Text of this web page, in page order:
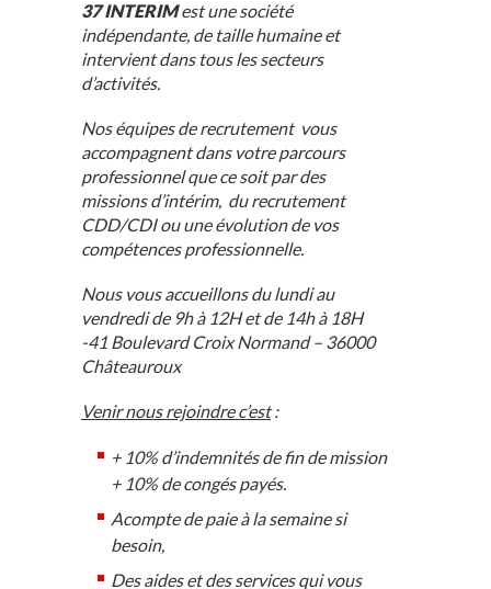
37 INTERIMest une société
indépendante, de taille humaine et
intervient dans tous les secteurs
d’activités.
Nos équipes de recrutement vous
accompagnent dans votre parcours
professionnel que ce soit par des
missions d’intérim, du recrutement
CDD/CDI ou une évolution de vos
compétences professionnelle.
Nous vous accueillons du lundi au
vendredi de 9h à 12H et de 14h à 18H
-41 Boulevard Croix Normand – 36000
Châteauroux
Venir nous rejoindre c’est:
+ 10% d’indemnités de fin de mission
+ 10% de congés payés.
Acompte de paie à la semaine si
besoin,
Des aides et des services qui vous